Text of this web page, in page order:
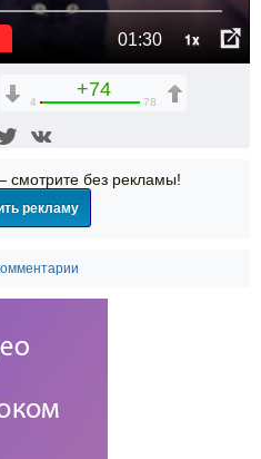
01:30 1x
+74
4 78
смотрите без рекламы!
рекламу